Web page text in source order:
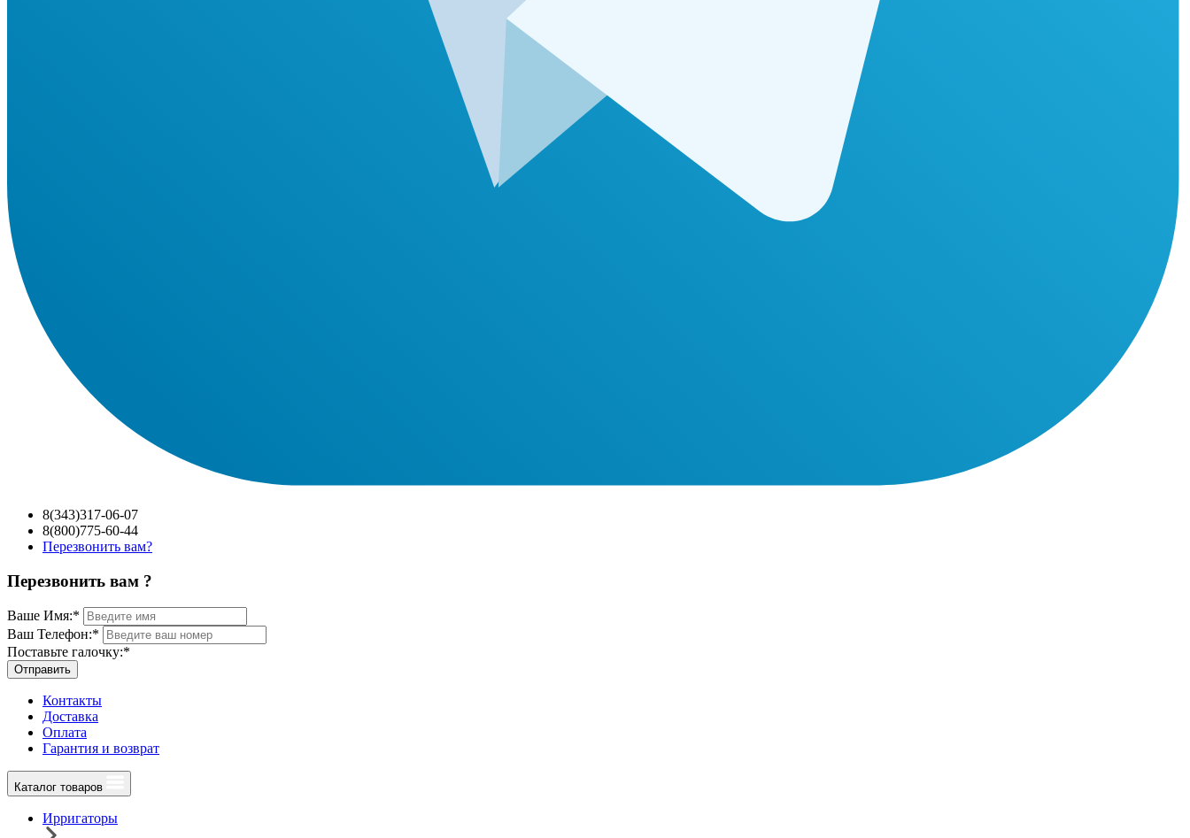
8(343)317-06-07
8(800)775-60-44
Перезвонить вам?
Перезвонить вам ?
Ваше Имя:*
Ваш Телефон:*
Поставьте галочку:*
Отправить
Контакты
Доставка
Оплата
Гарантия и возврат
Каталог товаров
Ирригаторы